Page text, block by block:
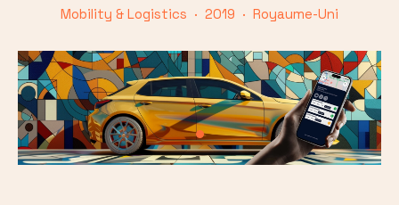
Mobility & Logistics · 2019 · Royaume-Uni